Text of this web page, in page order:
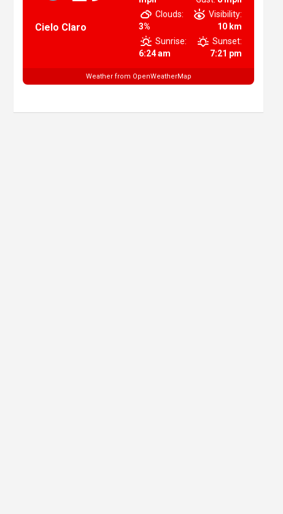
Cielo Claro
Clouds:
3%
Visibility:
10 km
Sunrise:
6:24 am
Sunset:
7:21 pm
Weather from OpenWeatherMap